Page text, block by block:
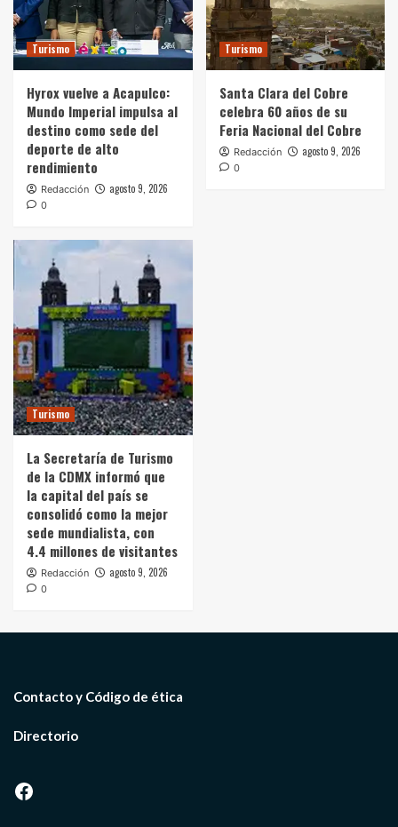
Turismo
Hyrox vuelve a Acapulco:
Mundo Imperial impulsa al
destino como sede del
deporte de alto
rendimiento
Redacción agosto 9, 2026
0
Turismo
Santa Clara del Cobre
celebra 60 años de su
Feria Nacional del Cobre
Redacción agosto 9, 2026
0
Turismo
La Secretaría de Turismo
de la CDMX informó que
la capital del país se
consolidó como la mejor
sede mundialista, con
4.4 millones de visitantes
Redacción agosto 9, 2026
0
Contacto y Código de ética
Directorio
Facebook